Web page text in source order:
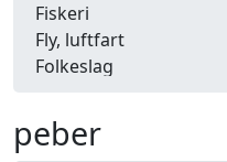
Fiskeri
Fly, luftfart
Folkeslag
Fritid, hobby
Frugt, grønt
peber